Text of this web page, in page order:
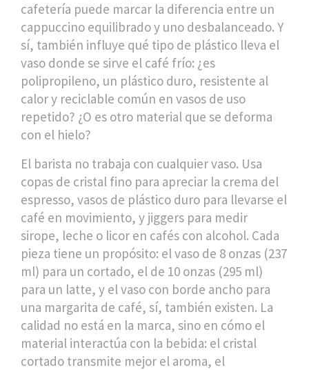
cafetería puede marcar la diferencia entre un
cappuccino equilibrado y uno desbalanceado. Y
sí, también influye qué tipo de plástico lleva el
vaso donde se sirve el café frío: ¿es
polipropileno, un plástico duro, resistente al
calor y reciclable común en vasos de uso
repetido? ¿O es otro material que se deforma
con el hielo?
El barista no trabaja con cualquier vaso. Usa
copas de cristal fino para apreciar la crema del
espresso, vasos de plástico duro para llevarse el
café en movimiento, y jiggers para medir
sirope, leche o licor en cafés con alcohol. Cada
pieza tiene un propósito: el vaso de 8 onzas (237
ml) para un cortado, el de 10 onzas (295 ml)
para un latte, y el vaso con borde ancho para
una margarita de café, sí, también existen. La
calidad no está en la marca, sino en cómo el
material interactúa con la bebida: el cristal
cortado transmite mejor el aroma, el